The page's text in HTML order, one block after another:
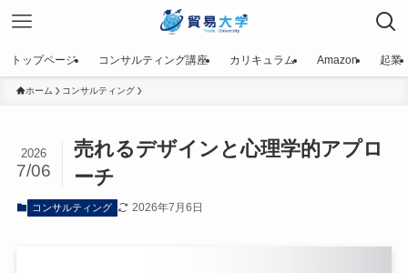
トップページ コンサルティング講座 カリキュラム Amazon 起業
ホーム コンサルティング
売れるデザインと心理学的アプロ
ーチ
2026
7/06
コンサルティング 2026年7月6日